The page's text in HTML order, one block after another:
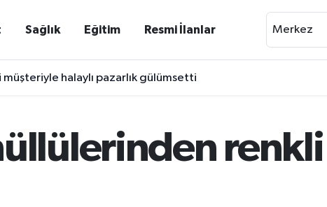
Sağlık Eğitim Resmi İlanlar Merkez
halaylı pazarlık gülümsetti